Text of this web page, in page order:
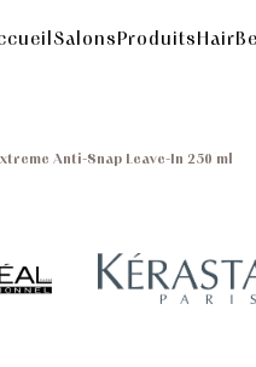
SalonsProduits
Anti-Snap Leave-In 250 ml